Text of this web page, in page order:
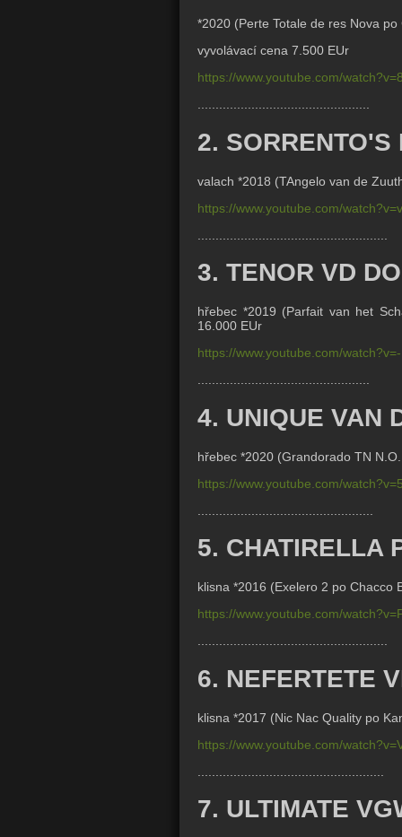
*2020 (Perte Totale de res Nova
vyvolávací cena 7.500 EUr
https://www.youtube.com/
2. SORRENTO'S
valach *2018 (TAngelo van de
https://www.youtube.com/
3. TENOR VD
hřebec *2019 (Parfait van het
16.000 EUr
https://www.youtube.com/
4. UNIQUE VAN
hřebec *2020 (Grandorado TN
https://www.youtube.com/
5. CHATIRELLA
klisna *2016 (Exelero 2 po Chacco
https://www.youtube.com/
6. NEFERTETE
klisna *2017 (Nic Nac Quality po
https://www.youtube.com/
7. ULTIMATE